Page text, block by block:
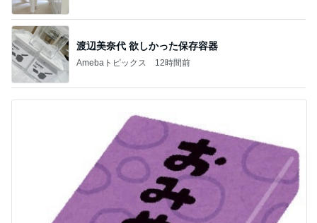
渡辺美奈代 欲しかった保存容器
Amebaトピックス 12時間前